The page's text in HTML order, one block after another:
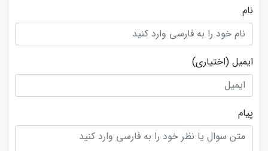
نام
ایمیل (اختیاری)
پیام